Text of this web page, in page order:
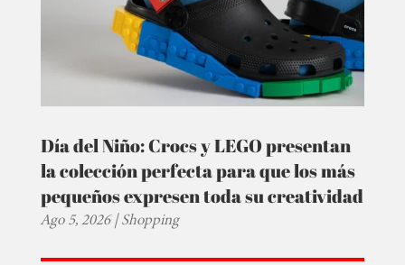
Día del Niño: Crocs y LEGO presentan
la colección perfecta para que los más
pequeños expresen toda su creatividad
Ago 5, 2026|Shopping